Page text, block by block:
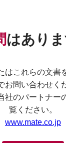
はあり
はこれらの文書
お問い合わせく
社のパートナー
覧ください。
www.mate.co.jp